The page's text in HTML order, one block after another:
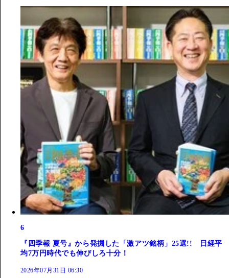
6
『四季報 夏号』から発掘した「激アツ銘柄」25選!! 日経平
均7万円時代でも伸びしろ十分！
2026年07月31日 06:30